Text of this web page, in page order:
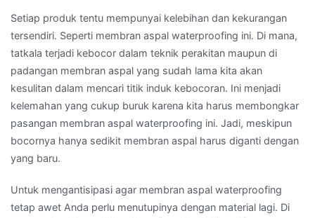
Setiap produk tentu mempunyai kelebihan dan kekurangan
tersendiri. Seperti membran aspal waterproofing ini. Di mana,
tatkala terjadi kebocor dalam teknik perakitan maupun di
padangan membran aspal yang sudah lama kita akan
kesulitan dalam mencari titik induk kebocoran. Ini menjadi
kelemahan yang cukup buruk karena kita harus membongkar
pasangan membran aspal waterproofing ini. Jadi, meskipun
bocornya hanya sedikit membran aspal harus diganti dengan
yang baru.
Untuk mengantisipasi agar membran aspal waterproofing
tetap awet Anda perlu menutupinya dengan material lagi. Di